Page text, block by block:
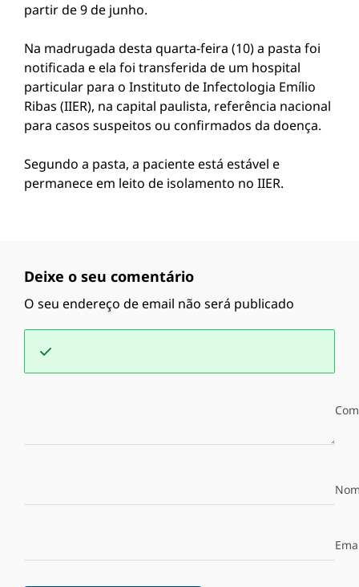
partir de 9 de junho.
Na madrugada desta quarta-feira (10) a pasta foi
notificada e ela foi transferida de um hospital
particular para o Instituto de Infectologia Emílio
Ribas (IIER), na capital paulista, referência nacional
para casos suspeitos ou confirmados da doença.
Segundo a pasta, a paciente está estável e
permanece em leito de isolamento no IIER.
Deixe o seu comentário
O seu endereço de email não será publicado